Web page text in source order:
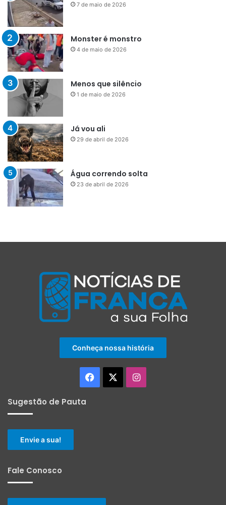
7 de maio de 2026
Monster é monstro
4 de maio de 2026
Menos que silêncio
1 de maio de 2026
Já vou ali
29 de abril de 2026
Água correndo solta
23 de abril de 2026
Conheça nossa história
Facebook Instagram
Sugestão de Pauta
Envie a sua!
Fale Conosco